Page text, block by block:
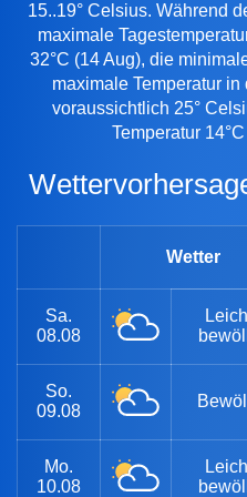
15..19° Celsius. Während
maximale
32°C (14 Aug), die
maximale Temperatur
voraussichtlich 25°
Temperatur
Wetter
Sa.
08.08
So.
09.08
Mo.
10.08